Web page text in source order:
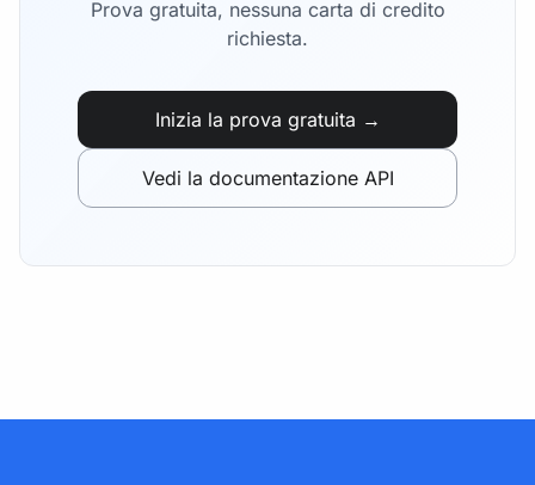
Prova gratuita, nessuna carta di credito
richiesta.
Inizia la prova gratuita →
Vedi la documentazione API